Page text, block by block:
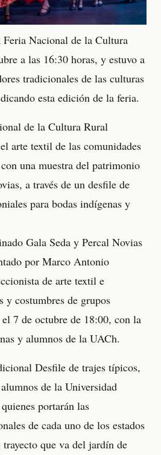
Nacional de la Cultura
a las 16:30 horas, y estuvo a
tradicionales de las culturas
esta edición de la feria.
de la Cultura Rural
arte textil de las comunidades
una muestra del patrimonio
a través de un desfile de
para bodas indígenas y
Gala Seda y Percal Novias
por Marco Antonio
de arte textil e
y costumbres de grupos
7 de octubre de 18:00, con la
y alumnos de la UACh.
Desfile de trajes típicos,
de la Universidad
portarán las
de cada uno de los estados
que va del jardín de